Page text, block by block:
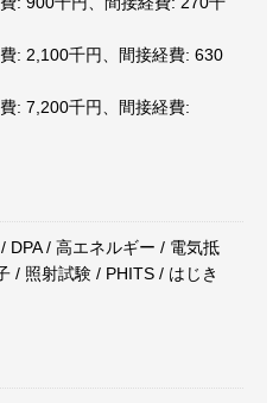
: 2,100千円、間接経費: 630
: 7,200千円、間接経費:
DPA / 高エネルギー / 電気抵
/ 照射試験 / PHITS / はじき